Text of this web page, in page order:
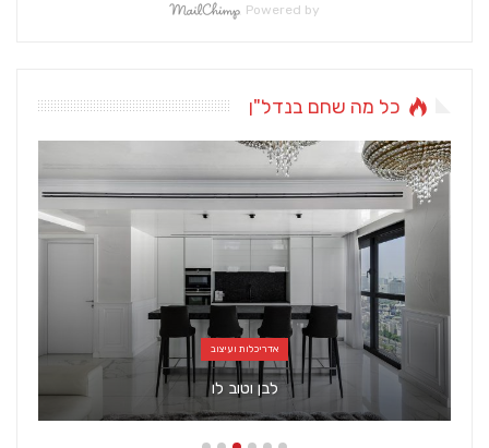
Powered by
כל מה שחם בנדל"ן
אדריכלות ועיצוב
לבן וטוב לו